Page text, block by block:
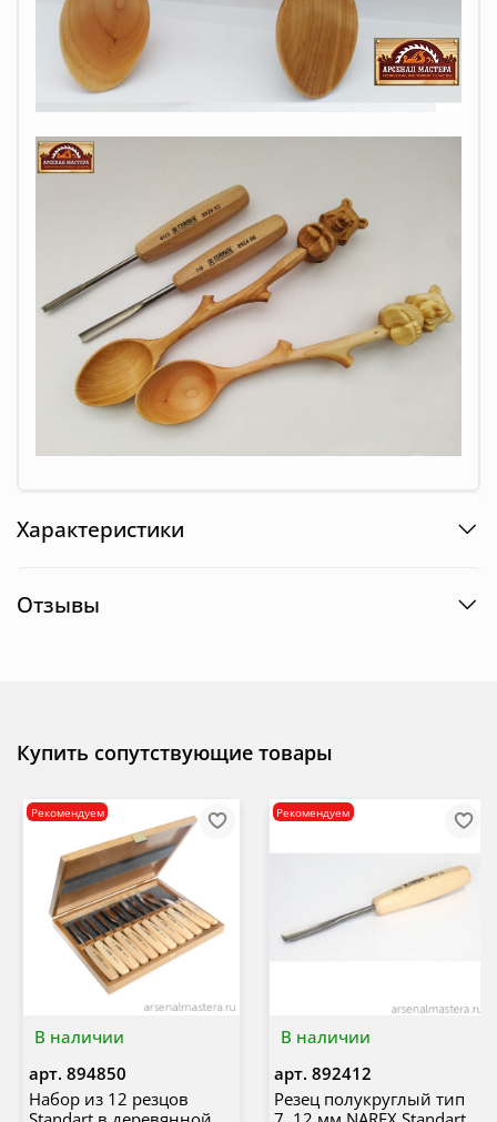
Характеристики
Отзывы
Купить сопутствующие товары
В наличии
Рекомендуем
арт. 894850
Набор из 12 резцов
В наличии
Рекомендуем
арт. 892412
Резец полукруглый тип